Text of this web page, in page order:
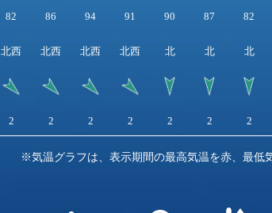
82 86 94 91 90 87 82
北西 北西 北西 北西 北 北 北
2 2 2 2 2 2 2
※気温グラフは、表示期間の最高気温を赤、最低